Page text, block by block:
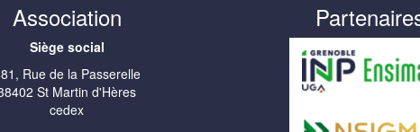
Association
Siège social
Rue de la Passerelle
St Martin d'Hères
cedex